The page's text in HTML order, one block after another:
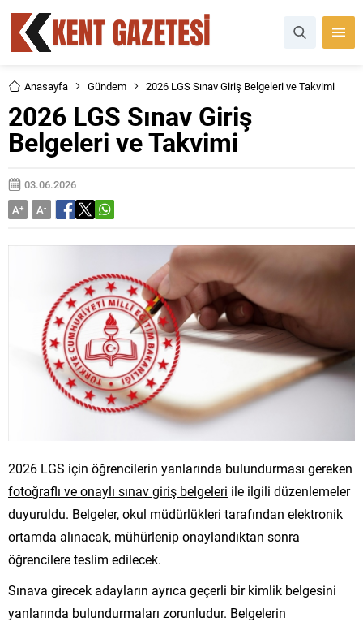
Anasayfa Gündem 2026 LGS Sınav Giriş Belgeleri ve Takvimi
2026 LGS Sınav Giriş
Belgeleri ve Takvimi
03.06.2026
A+ A-
2026 LGS için öğrencilerin yanlarında bulundurması gereken
fotoğraflı ve onaylı sınav giriş belgeleri ile ilgili düzenlemeler
duyuruldu. Belgeler, okul müdürlükleri tarafından elektronik
ortamda alınacak, mühürlenip onaylandıktan sonra
öğrencilere teslim edilecek.
Sınava girecek adayların ayrıca geçerli bir kimlik belgesini
yanlarında bulundurmaları zorunludur. Belgelerin